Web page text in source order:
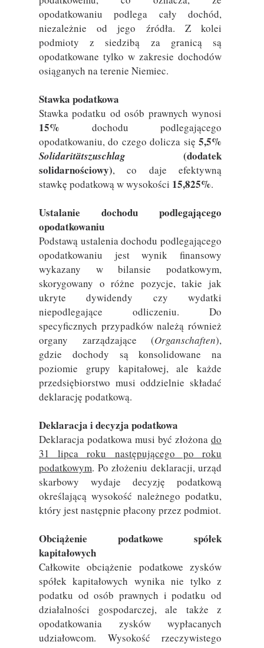
opodatkowaniu podlega cały dochód,
niezależnie od jego źródła. Z kolei
podmioty z siedzibą za granicą są
opodatkowane tylko w zakresie dochodów
osiąganych na terenie Niemiec.
Stawka podatkowa
Stawka podatku od osób prawnych wynosi
15% dochodu podlegającego
opodatkowaniu, do czego dolicza się 5,5%
Solidaritätszuschlag (dodatek
solidarnościowy), co daje efektywną
stawkę podatkową w wysokości 15,825%.
Ustalanie dochodu podlegającego
opodatkowaniu
Podstawą ustalenia dochodu podlegającego
opodatkowaniu jest wynik finansowy
wykazany w bilansie podatkowym,
skorygowany o różne pozycje, takie jak
ukryte dywidendy czy wydatki
niepodlegające odliczeniu. Do
specyficznych przypadków należą również
organy zarządzające (Organschaften),
gdzie dochody są konsolidowane na
poziomie grupy kapitałowej, ale każde
przedsiębiorstwo musi oddzielnie składać
deklarację podatkową.
Deklaracja i decyzja podatkowa
Deklaracja podatkowa musi być złożona do
31 lipca roku następującego po roku
podatkowym. Po złożeniu deklaracji, urząd
skarbowy wydaje decyzję podatkową
określającą wysokość należnego podatku,
który jest następnie płacony przez podmiot.
Obciążenie podatkowe spółek
kapitałowych
Całkowite obciążenie podatkowe zysków
spółek kapitałowych wynika nie tylko z
podatku od osób prawnych i podatku od
działalności gospodarczej, ale także z
opodatkowania zysków wypłacanych
udziałowcom. Wysokość rzeczywistego